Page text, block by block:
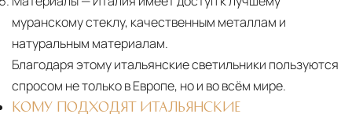
муранскому стеклу, качественным металлам и
натуральным материалам.
Благодаря этому итальянские светильники пользуются
спросом не только в Европе, но и во всём мире.
КОМУ ПОДХОДЯТ ИТАЛЬЯНСКИЕ